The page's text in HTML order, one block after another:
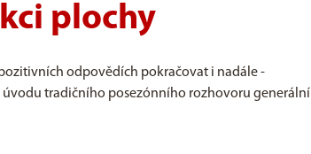
plochy
odpovědích pokračovat i nadále -
tradičního posezónního rozhovoru generální